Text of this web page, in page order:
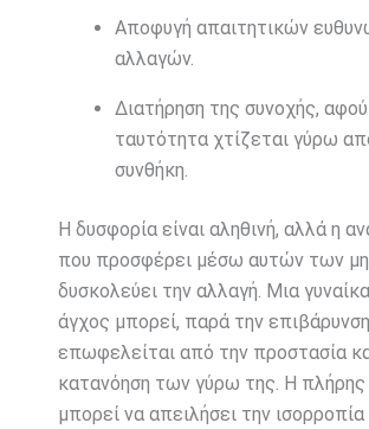
Αποφυγή απαιτητικών
αλλαγών.
Διατήρηση της συνοχής,
ταυτότητα χτίζεται γύρω
συνθήκη.
Η δυσφορία είναι αληθινή, αλλά η
που προσφέρει μέσω αυτών των
δυσκολεύει την αλλαγή. Μια
άγχος μπορεί, παρά την
επωφελείται από την προστασία
κατανόηση των γύρω της. Η πλήρης
μπορεί να απειλήσει την